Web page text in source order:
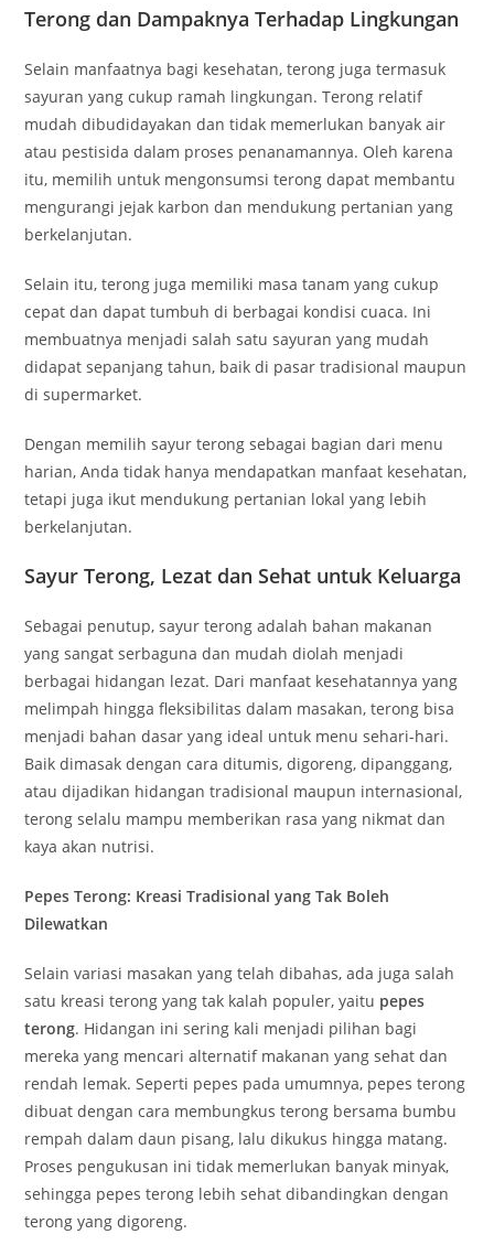
Terong dan Dampaknya Terhadap Lingkungan
Selain manfaatnya bagi kesehatan, terong juga termasuk
sayuran yang cukup ramah lingkungan. Terong relatif
mudah dibudidayakan dan tidak memerlukan banyak air
atau pestisida dalam proses penanamannya. Oleh karena
itu, memilih untuk mengonsumsi terong dapat membantu
mengurangi jejak karbon dan mendukung pertanian yang
berkelanjutan.
Selain itu, terong juga memiliki masa tanam yang cukup
cepat dan dapat tumbuh di berbagai kondisi cuaca. Ini
membuatnya menjadi salah satu sayuran yang mudah
didapat sepanjang tahun, baik di pasar tradisional maupun
di supermarket.
Dengan memilih sayur terong sebagai bagian dari menu
harian, Anda tidak hanya mendapatkan manfaat kesehatan,
tetapi juga ikut mendukung pertanian lokal yang lebih
berkelanjutan.
Sayur Terong, Lezat dan Sehat untuk Keluarga
Sebagai penutup, sayur terong adalah bahan makanan
yang sangat serbaguna dan mudah diolah menjadi
berbagai hidangan lezat. Dari manfaat kesehatannya yang
melimpah hingga fleksibilitas dalam masakan, terong bisa
menjadi bahan dasar yang ideal untuk menu sehari-hari.
Baik dimasak dengan cara ditumis, digoreng, dipanggang,
atau dijadikan hidangan tradisional maupun internasional,
terong selalu mampu memberikan rasa yang nikmat dan
kaya akan nutrisi.
Pepes Terong: Kreasi Tradisional yang Tak Boleh
Dilewatkan
Selain variasi masakan yang telah dibahas, ada juga salah
satu kreasi terong yang tak kalah populer, yaitu pepes
terong. Hidangan ini sering kali menjadi pilihan bagi
mereka yang mencari alternatif makanan yang sehat dan
rendah lemak. Seperti pepes pada umumnya, pepes terong
dibuat dengan cara membungkus terong bersama bumbu
rempah dalam daun pisang, lalu dikukus hingga matang.
Proses pengukusan ini tidak memerlukan banyak minyak,
sehingga pepes terong lebih sehat dibandingkan dengan
terong yang digoreng.